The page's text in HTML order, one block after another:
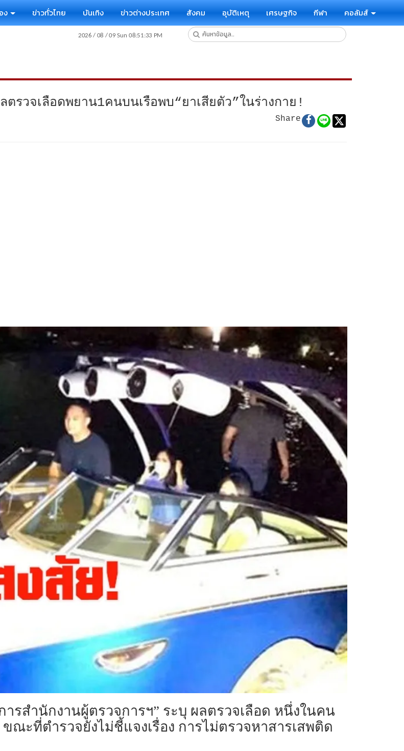
ง ข่าวทั่วไทย บันเทิง ข่าวต่างประเทศ สังคม อุบัติเหตุ เศรษฐกิจ กีฬา คอลัมส์
วจเลือดพยาน1คนบนเรือพบ“ยาเสียตัว”ในร่างกาย!
Share
รสำนักงานผู้ตรวจการฯ” ระบุ ผลตรวจเลือด หนึ่งในคน
ขณะที่ตำรวจยังไม่ชี้แจงเรื่อง การไม่ตรวจหาสารเสพติด